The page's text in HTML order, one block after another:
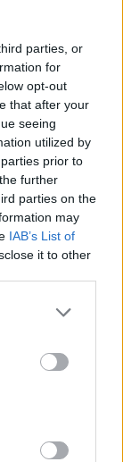
parties, or
for
opt-out
that after your
seeing
utilized by
prior to
further
parties on the
may
IAB’s List of
it to other
more Google
may click to
tags to
below Google
e cotadas em